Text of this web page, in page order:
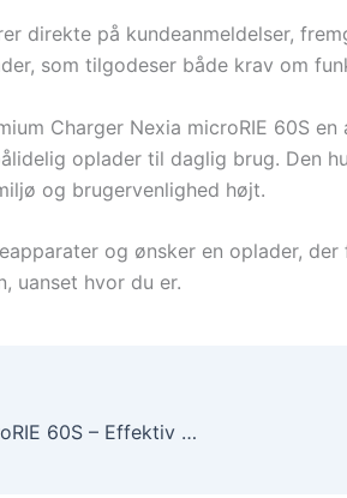
direkte på kundeanmeldelser,
som tilgodeser både krav om
Charger Nexia microRIE 60S
oplader til daglig brug. Den
og brugervenlighed højt.
og ønsker en oplader,
uanset hvor du er.
ReSound Standard Charger Nexia microRIE 60S – Effektiv og Praktisk